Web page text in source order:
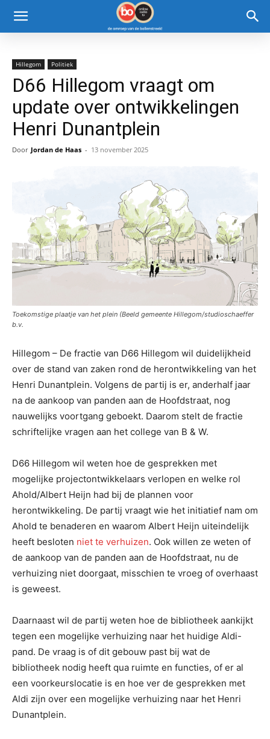
Hillegom Politiek
D66 Hillegom vraagt om
update over ontwikkelingen
Henri Dunantplein
Door Jordan de Haas - 13 november 2025
Toekomstige plaatje van het plein (Beeld gemeente Hillegom/studioschaeffer
b.v.
Hillegom – De fractie van D66 Hillegom wil duidelijkheid
over de stand van zaken rond de herontwikkeling van het
Henri Dunantplein. Volgens de partij is er, anderhalf jaar
na de aankoop van panden aan de Hoofdstraat, nog
nauwelijks voortgang geboekt. Daarom stelt de fractie
schriftelijke vragen aan het college van B & W.
D66 Hillegom wil weten hoe de gesprekken met
mogelijke projectontwikkelaars verlopen en welke rol
Ahold/Albert Heijn had bij de plannen voor
herontwikkeling. De partij vraagt wie het initiatief nam om
Ahold te benaderen en waarom Albert Heijn uiteindelijk
heeft besloten niet te verhuizen. Ook willen ze weten of
de aankoop van de panden aan de Hoofdstraat, nu de
verhuizing niet doorgaat, misschien te vroeg of overhaast
is geweest.
Daarnaast wil de partij weten hoe de bibliotheek aankijkt
tegen een mogelijke verhuizing naar het huidige Aldi-
pand. De vraag is of dit gebouw past bij wat de
bibliotheek nodig heeft qua ruimte en functies, of er al
een voorkeurslocatie is en hoe ver de gesprekken met
Aldi zijn over een mogelijke verhuizing naar het Henri
Dunantplein.